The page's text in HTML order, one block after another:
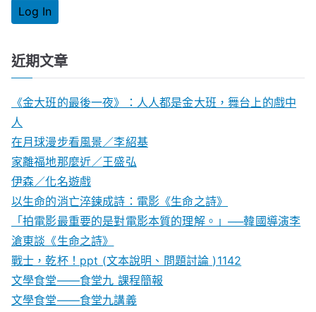
近期文章
《金大班的最後一夜》：人人都是金大班，舞台上的戲中
人
在月球漫步看風景／李紹基
家離福地那麼近／王盛弘
伊森／化名遊戲
以生命的消亡淬鍊成詩：電影《生命之詩》
「拍電影最重要的是對電影本質的理解。」──韓國導演李
滄東談《生命之詩》
戰士，乾杯！ppt (文本說明、問題討論 )1142
文學食堂——食堂九 課程簡報
文學食堂――食堂九講義